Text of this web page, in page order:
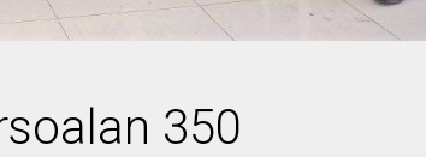
350